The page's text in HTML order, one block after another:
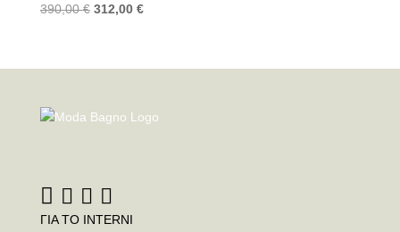
390,00€ 312,00 €
ΓΙΑ ΤΟ INTERNI